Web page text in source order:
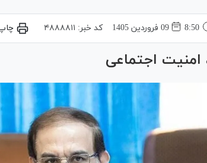
8:50 09 فروردين 1405 کد خبر: ۴۸۸۸۸۱۱
امنیت اجتماعی